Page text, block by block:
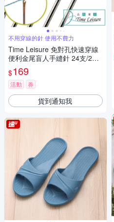
不用穿線的針 使用不費力
Time Leisure 免對孔快速穿線
便利金尾盲人手縫針 24支/2包
入
$169
活動 券
貨到通知我